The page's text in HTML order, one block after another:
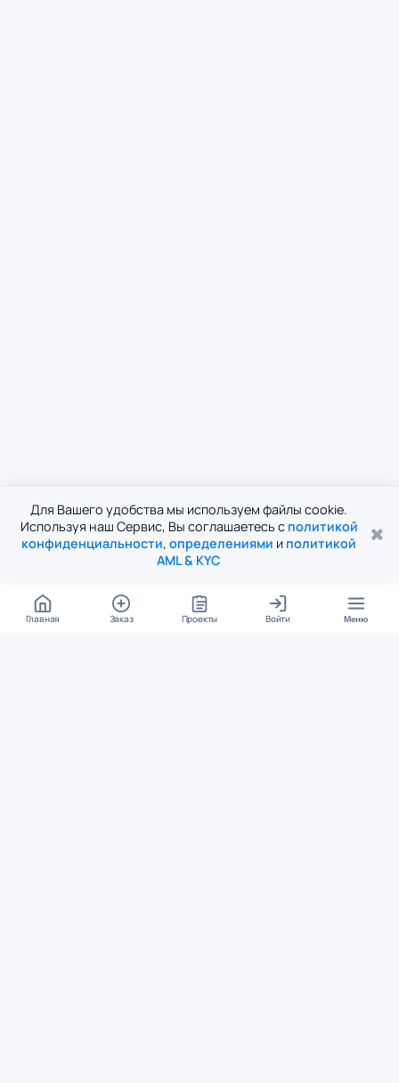
Для Вашего удобства мы используем файлы cookie.
Используя наш Сервис, Вы соглашаетесь с политикой
конфиденциальности, определениями и политикой
AML & KYC
✖
Главная Заказ Проекты Войти Меню